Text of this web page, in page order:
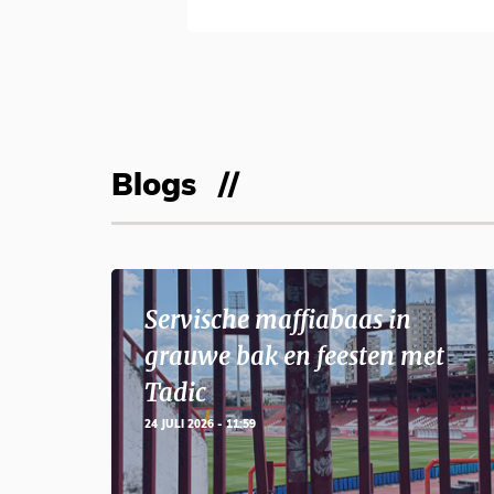
Blogs
Servische maffiabaas in
grauwe bak en feesten met
Tadic
24 JULI 2026 - 11:59